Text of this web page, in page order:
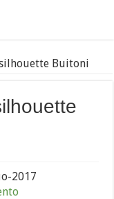
Buitoni
2017